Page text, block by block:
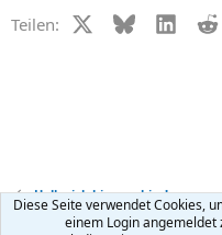
Teilen: X (Twitter)
Bluesky
Hallo, ich bin neu hier!
Diese Seite verwendet Cookies,
einem Login